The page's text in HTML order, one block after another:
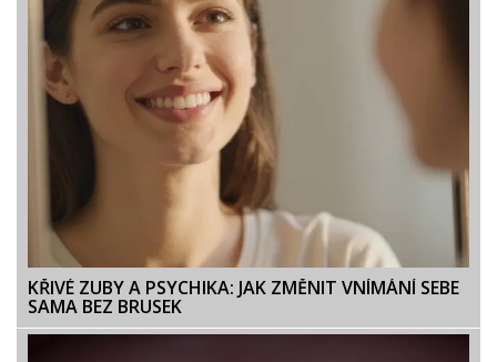
KŘIVÉ ZUBY A PSYCHIKA: JAK ZMĚNIT VNÍMÁNÍ SEBE
SAMA BEZ BRUSEK